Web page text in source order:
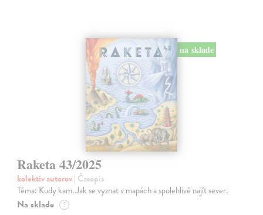
na sklade
Raketa 43/2025
kolektív autorov| Časopis
Téma: Kudy kam. Jak se vyznat v mapách a spolehlivě najít sever.
Na sklade ?